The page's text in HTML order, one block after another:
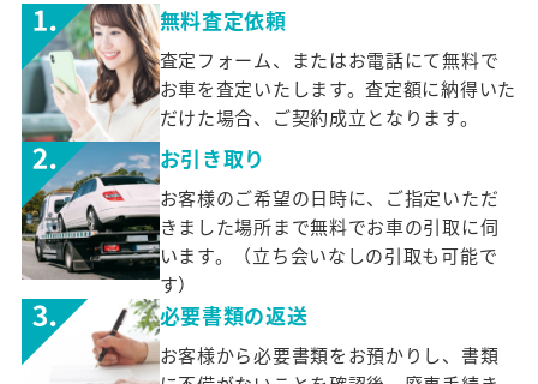
無料査定依頼
査定フォーム、またはお電話にて無料で
お車を査定いたします。査定額に納得いた
だけた場合、ご契約成立となります。
お引き取り
お客様のご希望の日時に、ご指定いただ
きました場所まで無料でお車の引取に伺
います。（立ち会いなしの引取も可能で
す）
必要書類の返送
お客様から必要書類をお預かりし、書類